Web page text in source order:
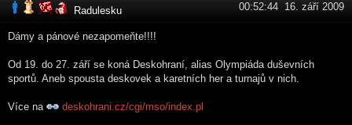
Radulesku 00:52:44 16. září 2009
Dámy a pánové nezapomeňte!!!!
Od 19. do 27. září se koná Deskohraní, alias Olympiáda duševních
sportů. Aneb spousta deskovek a karetních her a turnajů v nich.
Více na deskohrani.cz/cgi/mso/index.pl